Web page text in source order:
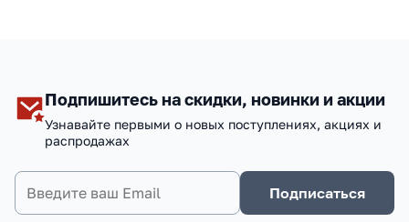
Подпишитесь на скидки, новинки и акции
Узнавайте первыми о новых поступлениях, акциях и
распродажах
Подписаться